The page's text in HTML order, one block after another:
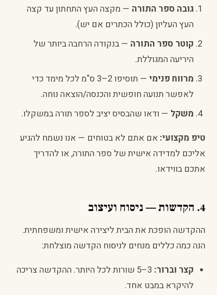
גובה ספר התורה — מקצה העץ התחתון עד קצה
העץ העליון (כולל הכתרים אם יש).
קוטר ספר התורה — בנקודה הרחבה ביותר של
היריעה המגוללת.
מרווח פנימי
— תוסיפו 2–3 ס"מ לכל מימד כדי
לאפשר תנועה חופשית והכנסה/הוצאה נוחה.
משקל — ודאו שהבסיס יציב לספר תורה במשקלו.
טיפ מקצועי: אם אתם לא בטוחים — אנו נשמח להגיע
אליכם למדידה אישית של ספר התורה, או להדריך
אתכם בווידאו.
4. הקדשות — ניסוח ועיצוב
ההקדשה הופכת את הבית ליצירה אישית ומשפחתית.
הנה כמה כללים מנחים לניסוח הקדשה מוצלחת:
קצר וברור:
3–5 שורות לכל היותר. ההקדשה צריכה
להיקרא במבט אחד.